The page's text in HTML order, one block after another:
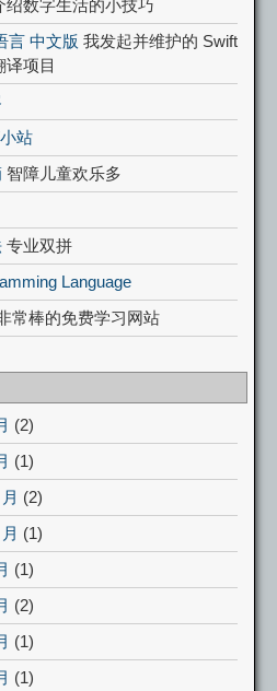
绍数字生活的小技巧
言 中文版 我发起并维护的 Swift
译项目
站
智障儿童欢乐多
专业双拼
Language
常棒的免费学习网站
(2)
(1)
(2)
(1)
(1)
(2)
(1)
(1)